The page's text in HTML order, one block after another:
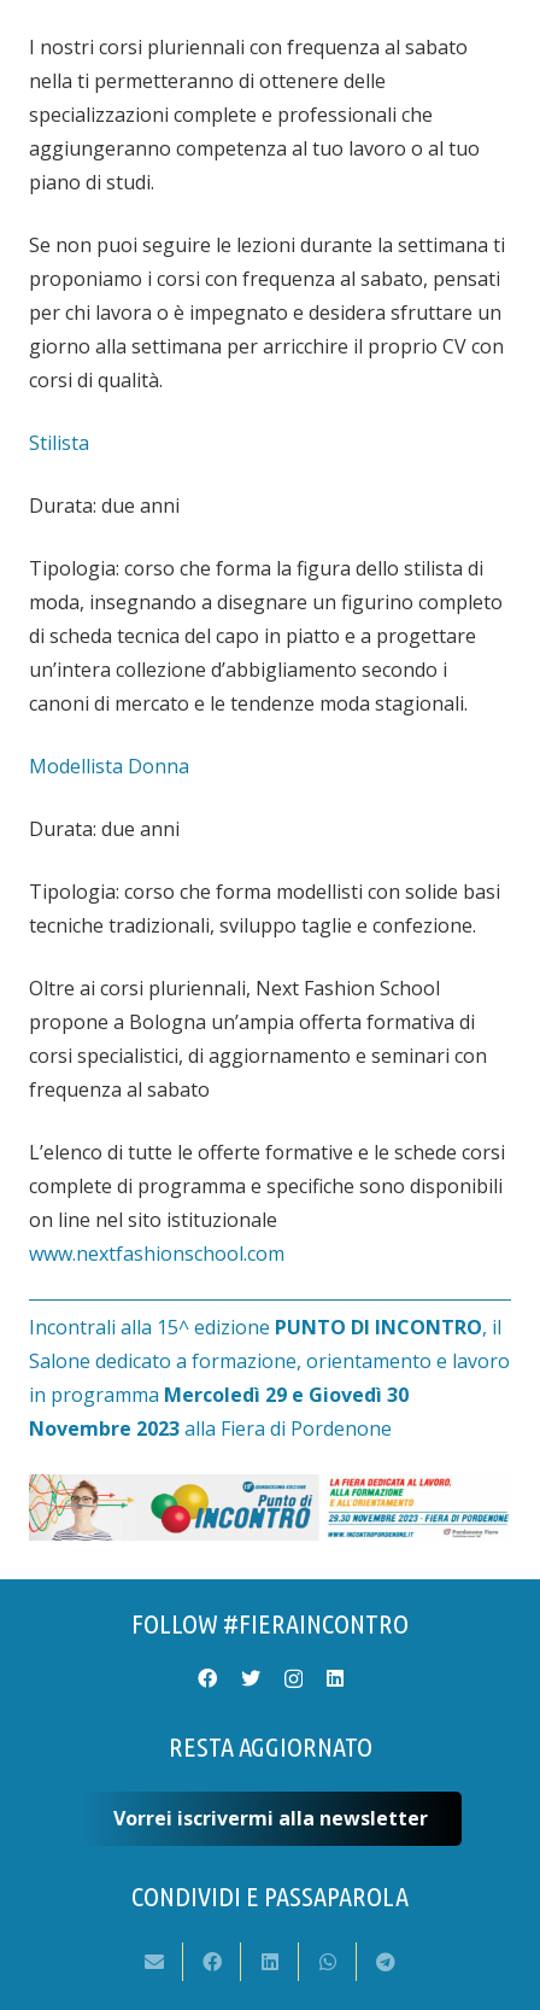
I nostri corsi pluriennali con frequenza al sabato
nella ti permetteranno di ottenere delle
specializzazioni complete e professionali che
aggiungeranno competenza al tuo lavoro o al tuo
piano di studi.
Se non puoi seguire le lezioni durante la settimana ti
proponiamo i corsi con frequenza al sabato, pensati
per chi lavora o è impegnato e desidera sfruttare un
giorno alla settimana per arricchire il proprio CV con
corsi di qualità.
Stilista
Durata: due anni
Tipologia: corso che forma la figura dello stilista di
moda, insegnando a disegnare un figurino completo
di scheda tecnica del capo in piatto e a progettare
un’intera collezione d’abbigliamento secondo i
canoni di mercato e le tendenze moda stagionali.
Modellista Donna
Durata: due anni
Tipologia: corso che forma modellisti con solide basi
tecniche tradizionali, sviluppo taglie e confezione.
Oltre ai corsi pluriennali, Next Fashion School
propone a Bologna un’ampia offerta formativa di
corsi specialistici, di aggiornamento e seminari con
frequenza al sabato
L’elenco di tutte le offerte formative e le schede corsi
complete di programma e specifiche sono disponibili
on line nel sito istituzionale
www.nextfashionschool.com
Incontrali alla 15^ edizione PUNTO DI INCONTRO, il
Salone dedicato a formazione, orientamento e lavoro
in programma Mercoledì 29 e Giovedì 30
Novembre 2023alla Fiera di Pordenone
FOLLOW #FIERAINCONTRO
RESTA AGGIORNATO
Vorrei iscrivermi alla newsletter
CONDIVIDI E PASSAPAROLA